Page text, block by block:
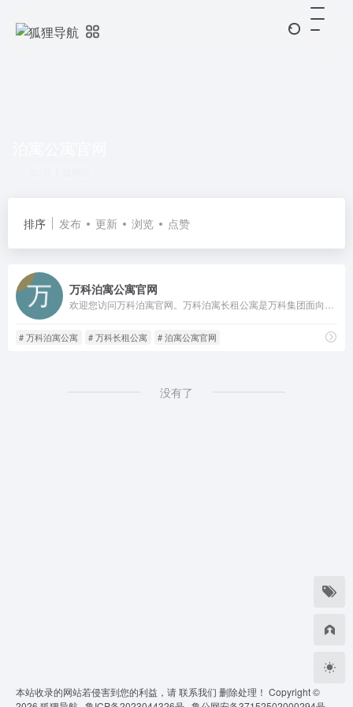
排序 发布 更新 浏览 点赞
万科泊寓公寓官网
# 万科泊寓公寓 # 万科长租公寓 # 泊寓公寓官网
没有了
本站收录的网站若侵害到您的利益，请联系我们 删除处理！ Copyright ©